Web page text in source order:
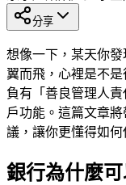
分享
想像一下，某天你
翼而飛，心裡是不
負有「善良管理人
戶功能。這篇文章
議，讓你更懂得如何
銀行為什麼